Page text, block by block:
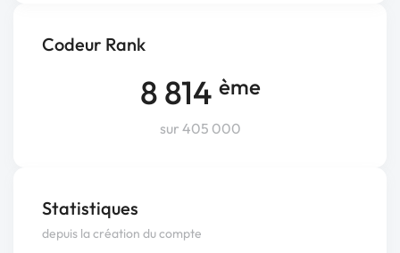
Codeur Rank
8 814 ème
sur 405 000
Statistiques
depuis la création du compte